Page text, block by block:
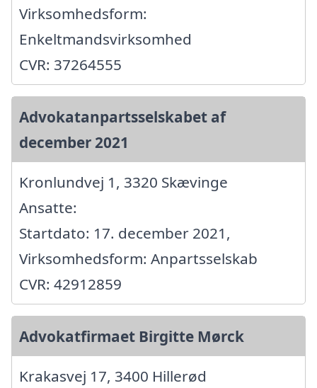
Virksomhedsform:
Enkeltmandsvirksomhed
CVR: 37264555
Advokatanpartsselskabet af
december 2021
Kronlundvej 1, 3320 Skævinge
Ansatte:
Startdato: 17. december 2021,
Virksomhedsform: Anpartsselskab
CVR: 42912859
Advokatfirmaet Birgitte Mørck
Krakasvej 17, 3400 Hillerød